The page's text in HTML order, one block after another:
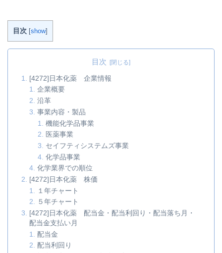
続きを読む
目次 [show]
目次
[4272]日本化薬 企業情報
企業概要
沿革
事業内容・製品
機能化学品事業
医薬事業
セイフティシステムズ事業
化学品事業
化学業界での順位
[4272]日本化薬 株価
１年チャート
５年チャート
[4272]日本化薬 配当金・配当利回り・配当落ち月・
配当金支払い月
配当金
配当利回り